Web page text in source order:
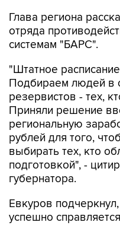
Глава региона
отряда
системам "БАРС".
"Штатное
Подбираем людей в
резервистов - тех,
Приняли решение
региональную
рублей для того,
выбирать тех, кто
подготовкой", -
губернатора.
Евкуров
успешно